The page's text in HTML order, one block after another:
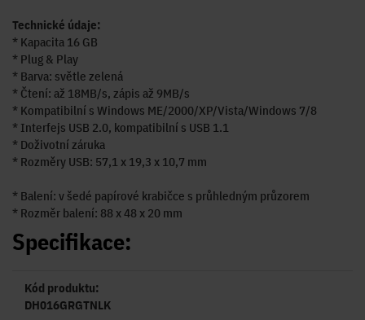
Technické údaje:
* Kapacita 16 GB
* Plug & Play
* Barva: světle zelená
* Čtení: až 18MB/s, zápis až 9MB/s
* Kompatibilní s Windows ME/2000/XP/Vista/Windows 7/8
* Interfejs USB 2.0, kompatibilní s USB 1.1
* Doživotní záruka
* Rozměry USB: 57,1 x 19,3 x 10,7 mm
* Balení: v šedé papírové krabičce s průhledným průzorem
* Rozměr balení: 88 x 48 x 20 mm
Specifikace:
Kód produktu:
DH016GRGTNLK